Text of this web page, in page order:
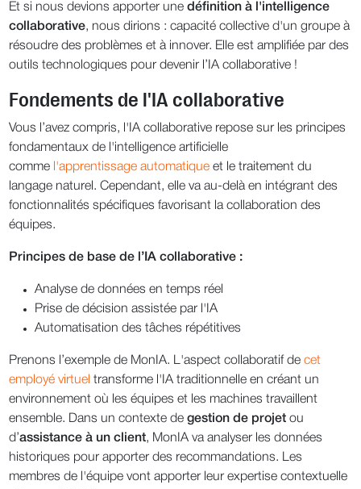
Et si nous devions apporter unedéfinition à l'intelligence
collaborative, nous dirions : capacité collective d'un groupe à
résoudre des problèmes et à innover. Elle est amplifiée par des
outils technologiques pour devenir l’IA collaborative !
Fondements de l'IA collaborative
Vous l’avez compris, l'IA collaborative repose sur les principes
fondamentaux de l'intelligence artificielle
comme l'apprentissage automatique et le traitement du
langage naturel. Cependant, elle va au-delà en intégrant des
fonctionnalités spécifiques favorisant la collaboration des
équipes.
Principes de base de l’IA collaborative :
Analyse de données en temps réel
Prise de décision assistée par l'IA
Automatisation des tâches répétitives
Prenons l’exemple de MonIA. L'aspect collaboratif decet
employé virtuel transforme l'IA traditionnelle en créant un
environnement où les équipes et les machines travaillent
ensemble. Dans un contexte degestion de projet ou
d’assistance à un client, MonIA va analyser les données
historiques pour apporter des recommandations. Les
membres de l'équipe vont apporter leur expertise contextuelle